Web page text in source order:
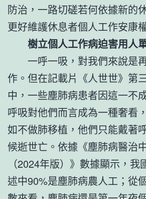
防治，一路切磋若何依據新的
更好維護休息者個人工作安康
樹立個人工作病迫害用人
一呼一吸，對我們來說是
作。但在記載片《人世世》第
中，一些塵肺病患者因這一不
呼吸對他們而言成為一種奢看
如不做肺移植，他們只能戴著
候逝世亡。依據《塵肺病醫治
（2024年版）》數據顯示，
述中90%是塵肺病農人工；從